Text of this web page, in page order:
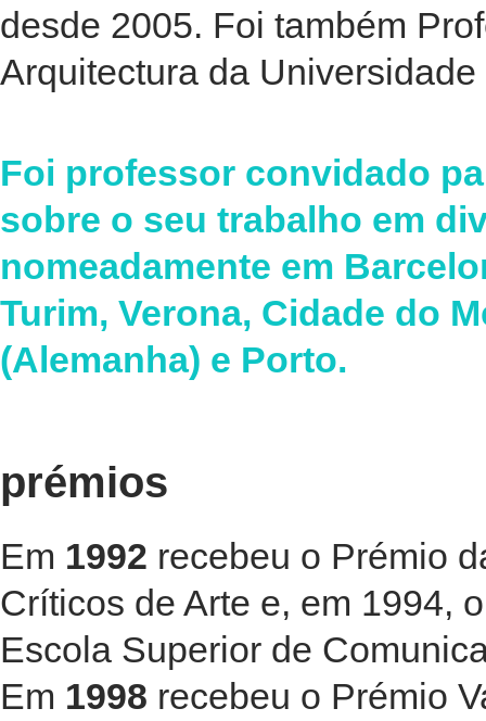
desde 2005. Foi também
Arquitectura da
Foi professor convidado
sobre o seu trabalho em
nomeadamente em
Turim, Verona, Cidade do
(Alemanha) e Porto.
prémios
Em 1992 recebeu o Prémio
Críticos de Arte e, em 1994,
Escola Superior de
Em 1998 recebeu o Prémio